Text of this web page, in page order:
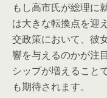
もし高市氏が総理に
は大きな転換点を迎
交政策において、彼
響を与えるのかが注
シップが増えること
も期待されます。